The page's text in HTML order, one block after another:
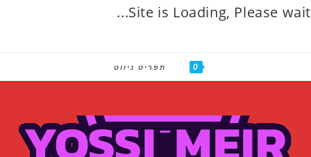
Site is Loading, Please
תפריט ניווט